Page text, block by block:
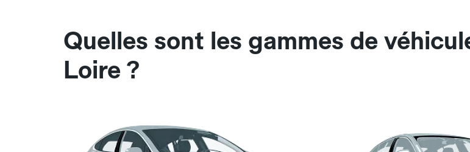
Quelles sont les gammes de
Loire ?